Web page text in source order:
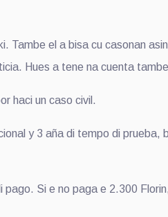
el a bisa cu casonan
Hues a tene na cuenta
haci un caso civil.
y 3 aña di tempo di prueba,
Si e no paga e 2.300